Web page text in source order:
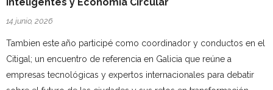
14 junio, 2026
Tambien este año participé como coordinador y conductos en el
Citigal; un encuentro de referencia en Galicia que reúne a
empresas tecnológicas y expertos internacionales para debatir